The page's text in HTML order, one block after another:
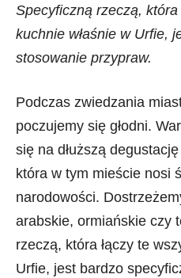
Specyficzną rzeczą, która
kuchnie właśnie w Urfie,
stosowanie przypraw.
Podczas zwiedzania
poczujemy się głodni.
się na dłuższą
która w tym mieście nosi
narodowości.
arabskie, ormiańskie czy
rzeczą, która łączy te
Urfie, jest bardzo